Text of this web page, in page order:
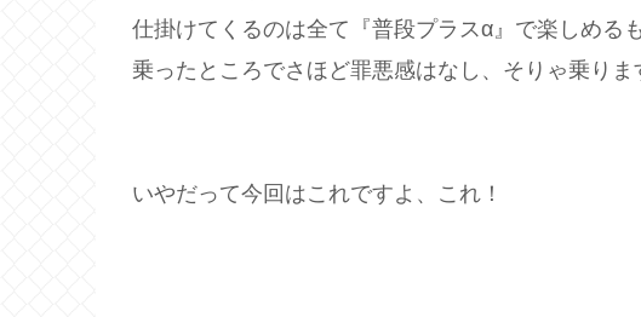
仕掛けてくるのは全て『普段プラスα』で楽しめる
乗ったところでさほど罪悪感はなし、そりゃ乗り
いやだって今回はこれですよ、これ！